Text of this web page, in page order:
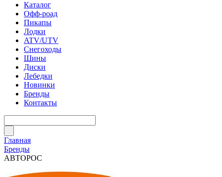
Каталог
Офф-роад
Пикапы
Лодки
ATV/UTV
Снегоходы
Шины
Диски
Лебедки
Новинки
Бренды
Контакты
Главная
Бренды
АВТОРОС